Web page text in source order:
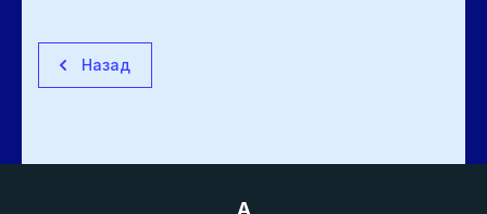
Назад